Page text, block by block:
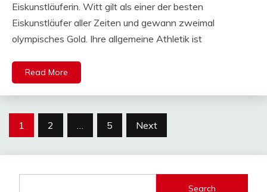
Eiskunstläuferin. Witt gilt als einer der besten
Eiskunstläufer aller Zeiten und gewann zweimal
olympisches Gold. Ihre allgemeine Athletik ist
Read More
Posts
1 2 … 5 Next
Search